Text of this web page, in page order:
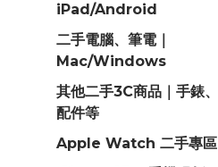
iPad/Android
二手電腦、筆電｜
Mac/Windows
其他二手3C商品｜手錶、
配件等
Apple Watch 二手專區